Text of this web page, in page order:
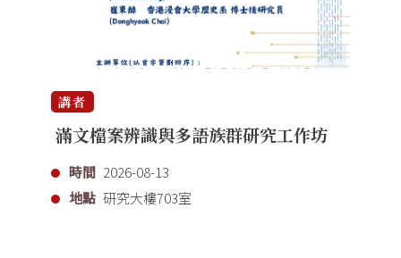
講者
滿文檔案辨識與多語族群研究工作坊
時間 2026-08-13
地點 研究大樓703室